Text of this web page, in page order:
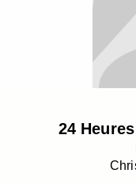
24